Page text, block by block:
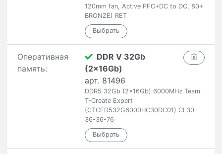
120mm fan, Active PFC+DC to DC, 80+
BRONZE) RET
Оперативная
память:
DDR V 32Gb
(2x16Gb)
арт. 81496
DDR5 32Gb (2x16Gb) 6000MHz Team
T-Create Expert
(CTCED532G6000HC30DC01) CL30-
36-36-76